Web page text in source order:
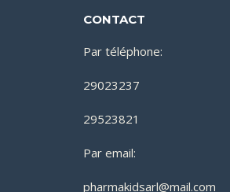
CONTACT
Par téléphone:
29023237
29523821
Par email:
pharmakidsarl@mail.com